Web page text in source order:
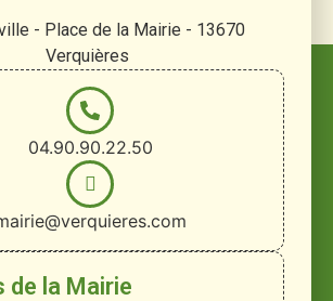
- Place de la Mairie - 13670
Verquières
04.90.90.22.50
de la Mairie